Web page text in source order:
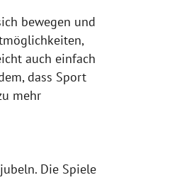
bewegen und
auch einfach
dass Sport
mehr
Die Spiele